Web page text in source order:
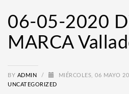
06-05-2020
MARCA
BY ADMIN / MIÉRCOLES, 06 MAYO
UNCATEGORIZED